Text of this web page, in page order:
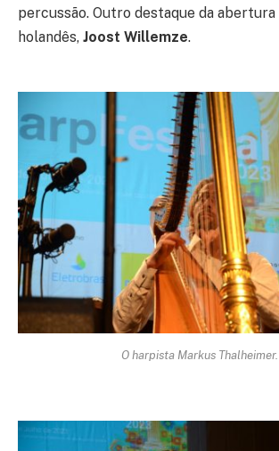
percussão. Outro destaque da
holandês, Joost Willemze.
O harpista Markus Thalheimer.